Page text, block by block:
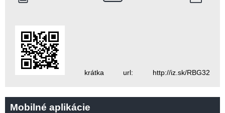
krátka url: http://iz.sk/RBG32
Mobilné aplikácie